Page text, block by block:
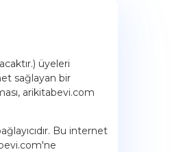
üyeleri
sağlayan bir
arikitabevi.com
Bu internet